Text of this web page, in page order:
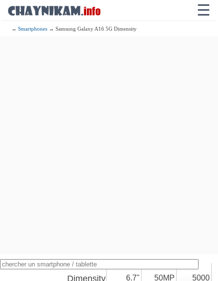
☰
→Smartphones → Samsung Galaxy A16 5G Dimensity
Dimensity
6.7" 50MP
5000